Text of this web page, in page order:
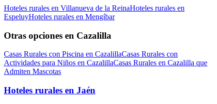
Hoteles rurales en Villanueva de la ReinaHoteles rurales en
EspeluyHoteles rurales en Mengíbar
Otras opciones en Cazalilla
Casas Rurales con Piscina en CazalillaCasas Rurales con
Actividades para Niños en CazalillaCasas Rurales en Cazalilla que
Admiten Mascotas
Hoteles rurales en Jaén